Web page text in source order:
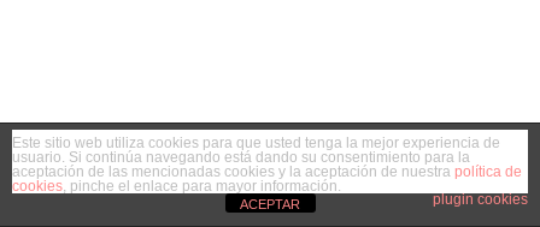
Este sitio web utiliza cookies para que usted tenga la mejor experiencia de
usuario. Si continúa navegando está dando su consentimiento para la
aceptación de las mencionadas cookies y la aceptación de nuestra política de
cookies, pinche el enlace para mayor información.
plugin cookies
ACEPTAR